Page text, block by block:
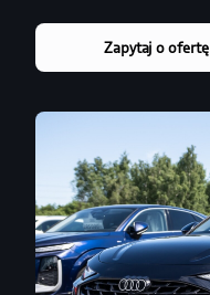
Zapytaj o ofertę